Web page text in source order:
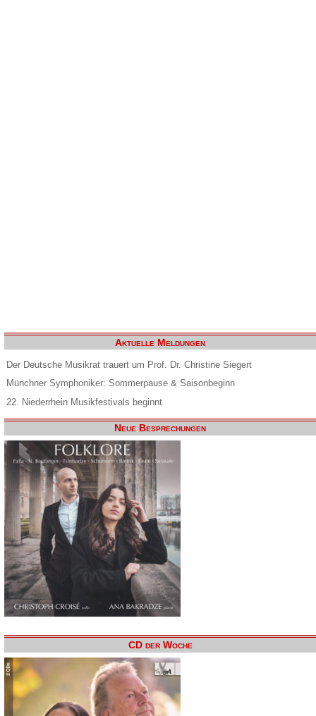
Aktuelle Meldungen
Der Deutsche Musikrat trauert um Prof. Dr. Christine Siegert
Münchner Symphoniker: Sommerpause & Saisonbeginn
22. Niederrhein Musikfestivals beginnt
Neue Besprechungen
CD der Woche